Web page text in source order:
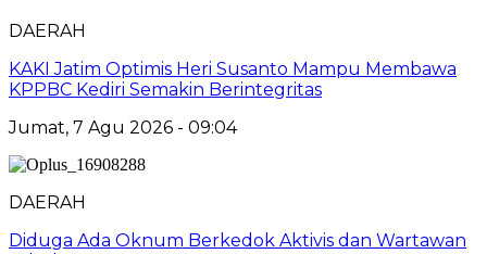
DAERAH
KAKI Jatim Optimis Heri Susanto Mampu Membawa
KPPBC Kediri Semakin Berintegritas
Jumat, 7 Agu 2026 - 09:04
DAERAH
Diduga Ada Oknum Berkedok Aktivis dan Wartawan